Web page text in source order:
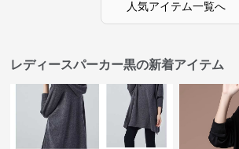
人気アイテム一覧へ
レディースパーカー黒の新着アイテム